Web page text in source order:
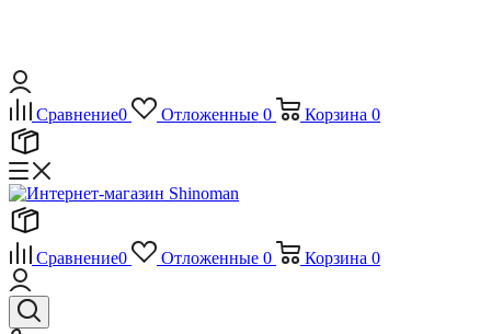
Сравнение0 Отложенные 0 Корзина 0
Сравнение0 Отложенные 0 Корзина 0